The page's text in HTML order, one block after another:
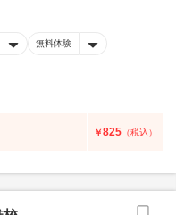
無料体験
￥825 （税込）